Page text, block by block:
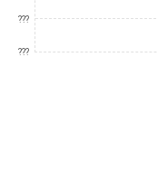
???
???